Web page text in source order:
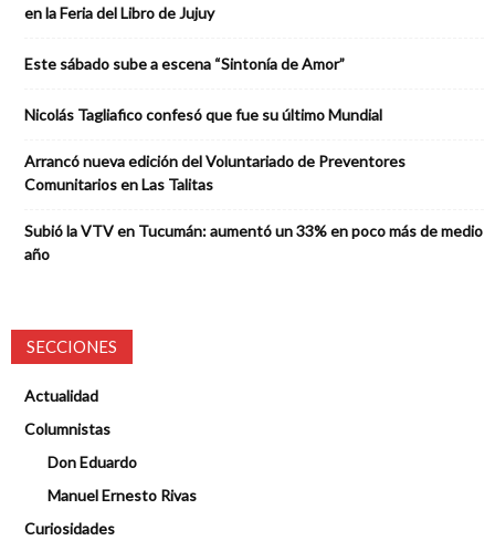
en la Feria del Libro de Jujuy
Este sábado sube a escena “Sintonía de Amor”
Nicolás Tagliafico confesó que fue su último Mundial
Arrancó nueva edición del Voluntariado de Preventores
Comunitarios en Las Talitas
Subió la VTV en Tucumán: aumentó un 33% en poco más de medio
año
SECCIONES
Actualidad
Columnistas
Don Eduardo
Manuel Ernesto Rivas
Curiosidades